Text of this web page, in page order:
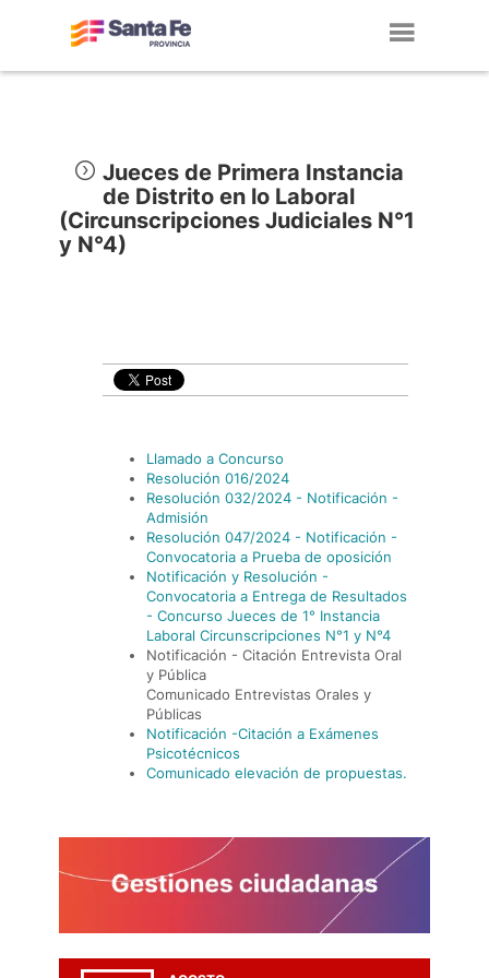
Jueces de Primera Instancia
de Distrito en lo Laboral
(Circunscripciones Judiciales N°1
y N°4)
Llamado a Concurso
Resolución 016/2024
Resolución 032/2024 - Notificación -
Admisión
Resolución 047/2024 - Notificación -
Convocatoria a Prueba de oposición
Notificación y Resolución -
Convocatoria a Entrega de Resultados
- Concurso Jueces de 1° Instancia
Laboral Circunscripciones N°1 y N°4
Notificación - Citación Entrevista Oral
y Pública
Comunicado Entrevistas Orales y
Públicas
Notificación -Citación a Exámenes
Psicotécnicos
Comunicado elevación de propuestas.